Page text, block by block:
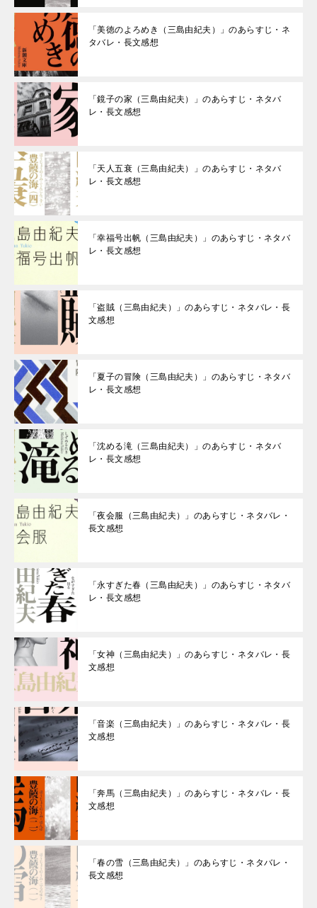
「美徳のよろめき（三島由紀夫）」のあらすじ・ネ
タバレ・長文感想
「鏡子の家（三島由紀夫）」のあらすじ・ネタバ
レ・長文感想
「天人五衰（三島由紀夫）」のあらすじ・ネタバ
レ・長文感想
「幸福号出帆（三島由紀夫）」のあらすじ・ネタバ
レ・長文感想
「盗賊（三島由紀夫）」のあらすじ・ネタバレ・長
文感想
「夏子の冒険（三島由紀夫）」のあらすじ・ネタバ
レ・長文感想
「沈める滝（三島由紀夫）」のあらすじ・ネタバ
レ・長文感想
「夜会服（三島由紀夫）」のあらすじ・ネタバレ・
長文感想
「永すぎた春（三島由紀夫）」のあらすじ・ネタバ
レ・長文感想
「女神（三島由紀夫）」のあらすじ・ネタバレ・長
文感想
「音楽（三島由紀夫）」のあらすじ・ネタバレ・長
文感想
「奔馬（三島由紀夫）」のあらすじ・ネタバレ・長
文感想
「春の雪（三島由紀夫）」のあらすじ・ネタバレ・
長文感想